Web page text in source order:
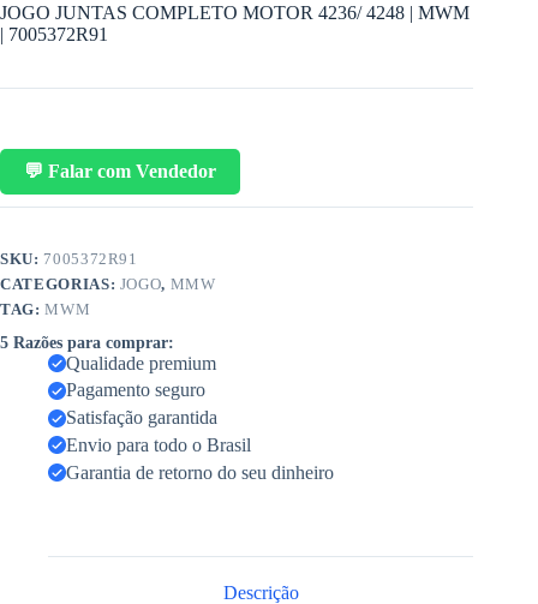
JOGO JUNTAS COMPLETO MOTOR 4236/ 4248 | MWM
| 7005372R91
💬 Falar com Vendedor
SKU: 7005372R91
CATEGORIAS: JOGO, MMW
TAG:MWM
5 Razões para comprar:
Qualidade premium
Pagamento seguro
Satisfação garantida
Envio para todo o Brasil
Garantia de retorno do seu dinheiro
Descrição